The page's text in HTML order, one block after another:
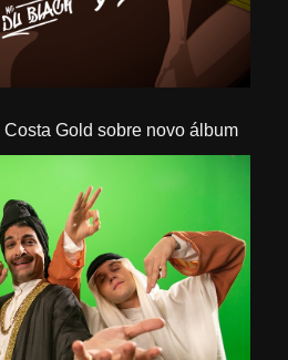
Gold sobre novo álbum